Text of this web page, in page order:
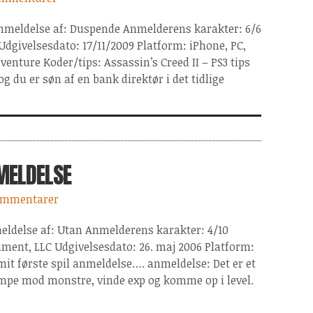
af: Duspende Anmelderens karakter: 6/6
17/11/2009 Platform: iPhone, PC,
Koder/tips: Assassin’s Creed II – PS3 tips
du er søn af en bank direktør i det tidlige
af: Utan Anmelderens karakter: 4/10
LLC Udgivelsesdato: 26. maj 2006 Platform:
første spil anmeldelse…. anmeldelse: Det er et
mod monstre, vinde exp og komme op i level.